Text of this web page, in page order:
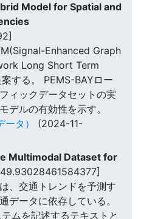
Model for Spatial and
Enhanced Graph
Long Short Term
する。 PEMS-BAYロー
ィックデータセットの実
デルの有効性を示す。
タ）
(2024-11-
Multimodal Dataset for
、交通トレンドを予測す
データに依存している。
ムを記述するテキストと